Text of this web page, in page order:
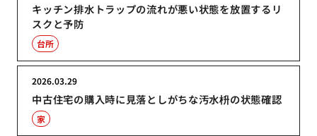
キッチン排水トラップの流れが悪い状態を放置するリ
スクと予防
台所
中古住宅の購入時に見落としがちな汚水枡の状態確認
2026.03.29
家